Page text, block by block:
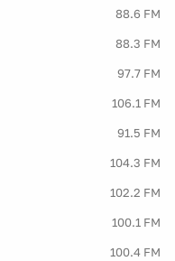
88.6 FM
88.3 FM
97.7 FM
106.1 FM
91.5 FM
104.3 FM
102.2 FM
100.1 FM
100.4 FM